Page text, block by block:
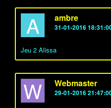
A ambre
31-01-2016
Jeu 2 Alissa
W Webmaster
29-01-2016